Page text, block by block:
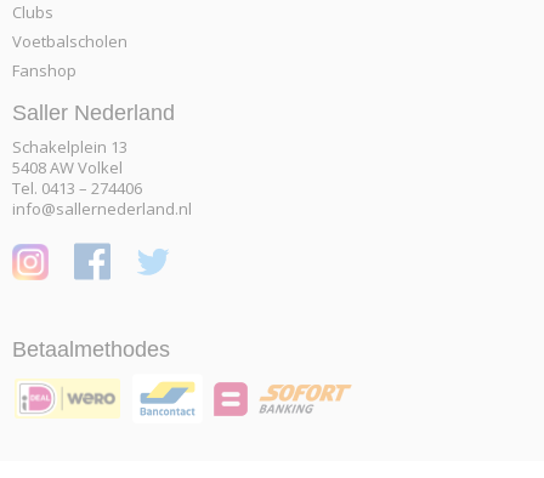
Clubs
Voetbalscholen
Fanshop
Saller Nederland
Schakelplein 13
5408 AW Volkel
Tel. 0413 – 274406
info@sallernederland.nl
Betaalmethodes